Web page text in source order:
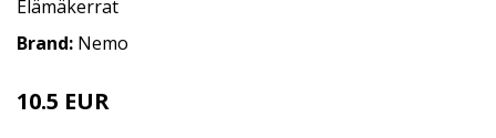
Elämäkerrat
Brand: Nemo
10.5 EUR